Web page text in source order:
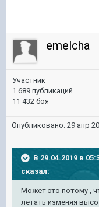
emelcha
Участник
1 689 публикаций
11 432 боя
Опубликовано: 29 апр
В 29.04.2019 в
сказал:
Может это потому ,
летать изменяя